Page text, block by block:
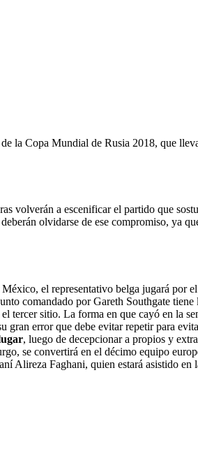
la Copa Mundial de Rusia 2018, que
volverán a escenificar el partido que
olvidarse de ese compromiso, ya
el representativo belga jugará
comandado por Gareth Southgate
tercer sitio. La forma en que cayó en la
error que debe evitar repetir para
, luego de decepcionar a propios y
se convertirá en el décimo equipo
Alireza Faghani, quien estará asistido